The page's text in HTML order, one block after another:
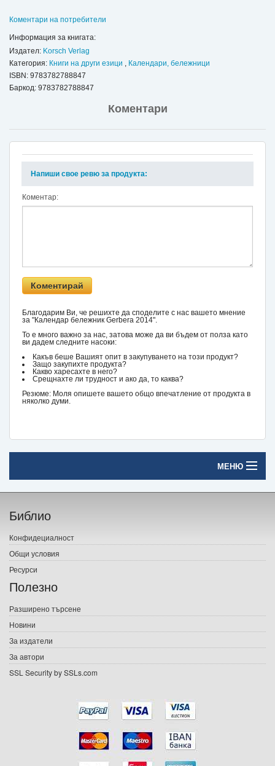
Коментари на потребители
Информация за книгата:
Издател: Korsch Verlag
Категория: Книги на други езици , Календари, бележници
ISBN: 9783782788847
Баркод: 9783782788847
Коментари
Напиши свое ревю за продукта:
Коментар:
Благодарим Ви, че решихте да споделите с нас вашето мнение
за "Календар бележник Gerbera 2014".
То е много важно за нас, затова може да ви бъдем от полза като
ви дадем следните насоки:
Какъв беше Вашият опит в закупуването на този продукт?
Защо закупихте продукта?
Какво харесахте в него?
Срещнахте ли трудност и ако да, то каква?
Резюме: Моля опишете вашето общо впечатление от продукта в
няколко думи.
МЕНЮ
Начало
Печатни книги
Електронни книги
Е-списания
Подаръци
Ваучери
Библио
Конфидециалност
Общи условия
Ресурси
Полезно
Разширено търсене
Новини
За издатели
За автори
SSL Security by SSLs.com